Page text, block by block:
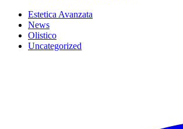
Estetica Avanzata
News
Olistico
Uncategorized